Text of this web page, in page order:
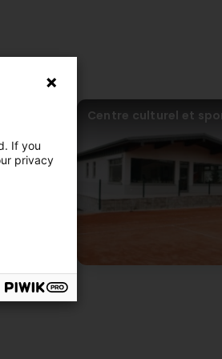
im Februar 2001 gegründet.
aller Art zur Verfügung.
Energieberatungen,
großen Wert auf eine umfangreiche,
zu verzichten.
spielen bei uns eine große Rolle und
und versichern Ihnen eine
Centre culturel et
If you
privacy